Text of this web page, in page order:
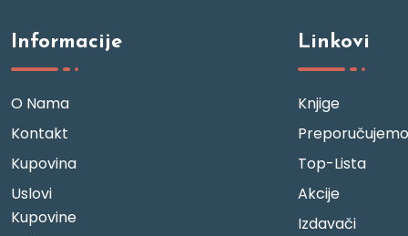
Informacije
O Nama
Kontakt
Kupovina
Uslovi
Kupovine
Linkovi
Knjige
Preporučujemo
Top-Lista
Akcije
Izdavači